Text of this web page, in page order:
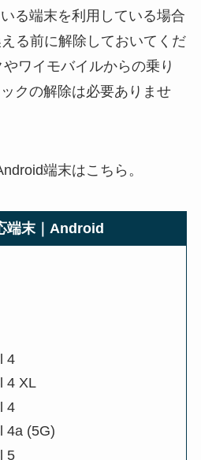
る端末を利用している場合
る前に解除しておいてくだ
ワイモバイルからの乗り
クの解除は必要ありませ
端末はこちら。
端末｜Android
4
4 XL
4
4a (5G)
5